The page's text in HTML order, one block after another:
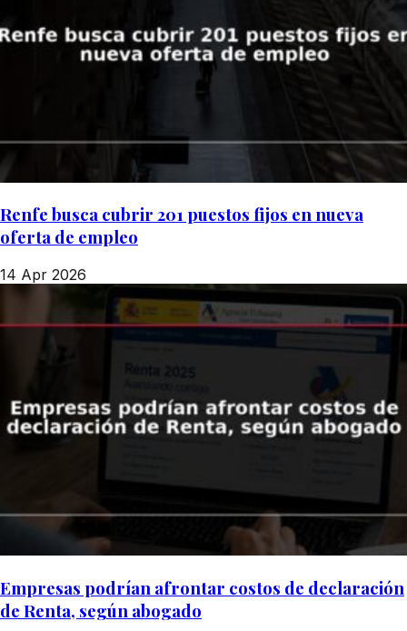
Renfe busca cubrir 201 puestos fijos en nueva
oferta de empleo
14 Apr 2026
Empresas podrían afrontar costos de declaración
de Renta, según abogado